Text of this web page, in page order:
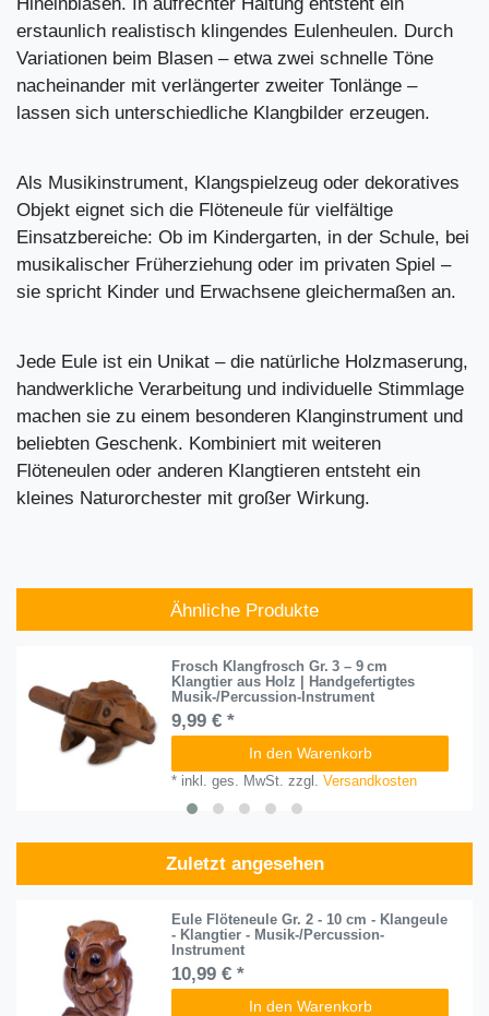
Hineinblasen. In aufrechter Haltung entsteht ein
erstaunlich realistisch klingendes Eulenheulen. Durch
Variationen beim Blasen – etwa zwei schnelle Töne
nacheinander mit verlängerter zweiter Tonlänge –
lassen sich unterschiedliche Klangbilder erzeugen.
Als Musikinstrument, Klangspielzeug oder dekoratives
Objekt eignet sich die Flöteneule für vielfältige
Einsatzbereiche: Ob im Kindergarten, in der Schule, bei
musikalischer Früherziehung oder im privaten Spiel –
sie spricht Kinder und Erwachsene gleichermaßen an.
Jede Eule ist ein Unikat – die natürliche Holzmaserung,
handwerkliche Verarbeitung und individuelle Stimmlage
machen sie zu einem besonderen Klanginstrument und
beliebten Geschenk. Kombiniert mit weiteren
Flöteneulen oder anderen Klangtieren entsteht ein
kleines Naturorchester mit großer Wirkung.
Ähnliche Produkte
Frosch Klangfrosch Gr. 3 – 9 cm
Klangtier aus Holz | Handgefertigtes
Musik-/Percussion-Instrument
9,99 € *
In den Warenkorb
* inkl. ges. MwSt. zzgl.Versandkosten
Zuletzt angesehen
Eule Flöteneule Gr. 2 - 10 cm - Klangeule
- Klangtier - Musik-/Percussion-
Instrument
10,99 € *
In den Warenkorb